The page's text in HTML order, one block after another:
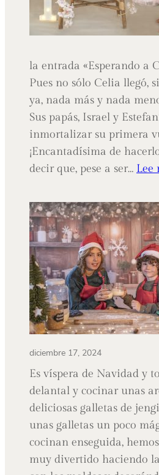
la entrada «Esperando a
Pues no sólo Celia llegó,
ya, nada más y nada
Sus papás, Israel y
inmortalizar su primera
¡Encantadísima de
decir que, pese a ser… Lee
diciembre 17, 2024
Es víspera de Navidad y
delantal y cocinar unas
deliciosas galletas de
unas galletas un poco
cocinan enseguida,
muy divertido haciendo